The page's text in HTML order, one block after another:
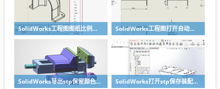
SolidWorks工程图图纸比例修改快速方法 SolidWorks工程图打开自动全屏方法
SolidWorks导出stp保留颜色的关键两点要做到 SolidWorks打开stp保存装配体子零件没有保存怎么办？